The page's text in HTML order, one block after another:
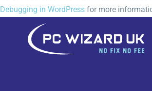
Debugging in WordPress for more